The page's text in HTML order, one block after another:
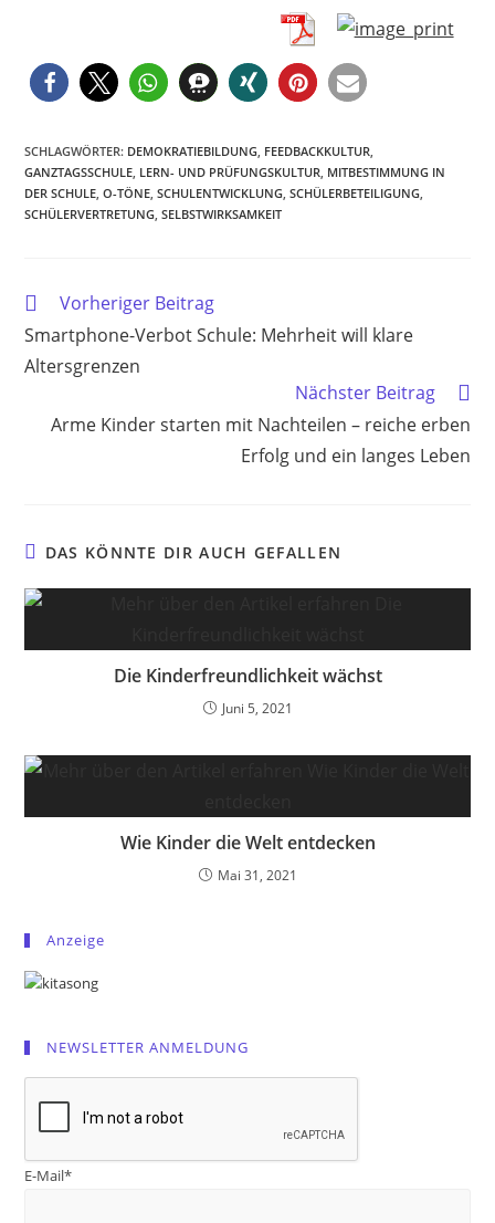
SCHLAGWÖRTER: DEMOKRATIEBILDUNG FEEDBACKKULTUR
GANZTAGSSCHULE LERN- UND PRÜFUNGSKULTUR MITBESTIMMUNG IN
DER SCHULE O-TÖNE SCHULENTWICKLUNG SCHÜLERBETEILIGUNG
SCHÜLERVERTRETUNG SELBSTWIRKSAMKEIT
Weitere
ansehen
Vorheriger Beitrag
Smartphone-Verbot Schule: Mehrheit will klare
Altersgrenzen
Nächster Beitrag
Arme Kinder starten mit Nachteilen – reiche erben
Erfolg und ein langes Leben
DAS KÖNNTE DIR AUCH GEFALLEN
Die Kinderfreundlichkeit wächst
Juni 5, 2021
Wie Kinder die Welt entdecken
Mai 31, 2021
Anzeige
NEWSLETTER ANMELDUNG
E-Mail*